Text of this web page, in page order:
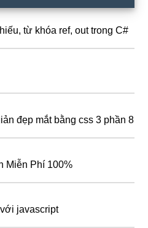
từ khóa ref, out trong C#
đẹp mắt bằng css 3 phần 8
Miễn Phí 100%
javascript